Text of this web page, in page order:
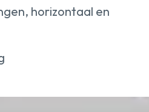
horizontaal en